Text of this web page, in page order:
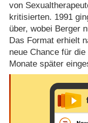
von
kritisierten. 1991
über, wobei Berger
Das Format erhielt
neue Chance für
Monate später